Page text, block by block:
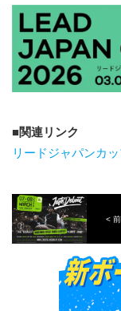
関連リンク
リードジャパンカ
<